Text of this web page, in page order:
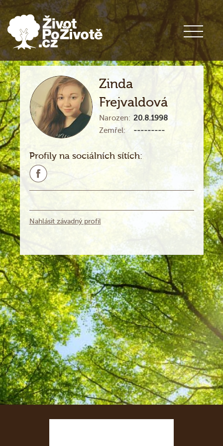
Zinda
Frejvaldová
Narozen: 20.8.1998
Zemřel:
---------
Profily na sociálních sítích:
Nahlásit závadný profil